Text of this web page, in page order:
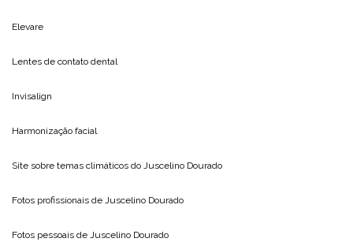
Elevare
Lentes de contato dental
Invisalign
Harmonização facial
Site sobre temas climáticos do Juscelino Dourado
Fotos profissionais de Juscelino Dourado
Fotos pessoais de Juscelino Dourado